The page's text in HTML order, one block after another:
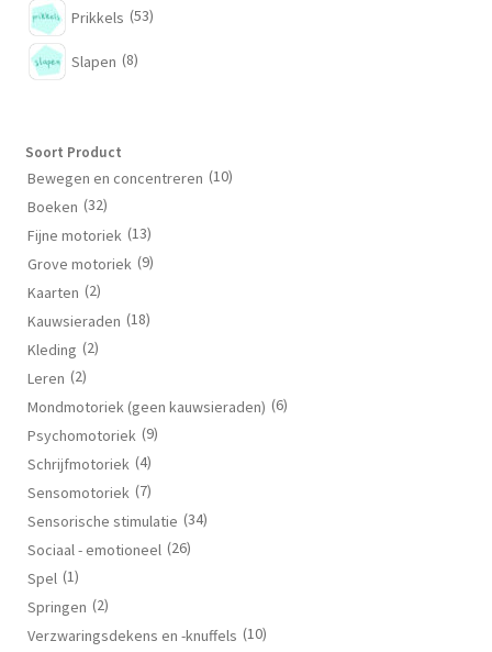
Prikkels (53)
Slapen (8)
Soort Product
Bewegen en concentreren (10)
Boeken (32)
Fijne motoriek (13)
Grove motoriek (9)
Kaarten (2)
Kauwsieraden (18)
Kleding (2)
Leren (2)
Mondmotoriek (geen kauwsieraden) (6)
Psychomotoriek (9)
Schrijfmotoriek (4)
Sensomotoriek (7)
Sensorische stimulatie (34)
Sociaal - emotioneel (26)
Spel (1)
Springen (2)
Verzwaringsdekens en -knuffels (10)